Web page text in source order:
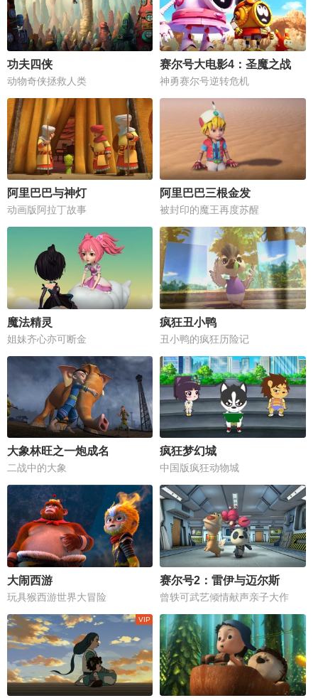
功夫四侠
动物奇侠拯救人类
赛尔号大电影4：圣魔之战
神勇赛尔号逆转危机
阿里巴巴与神灯
动画版阿拉丁故事
阿里巴巴三根金发
被封印的魔王再度苏醒
魔法精灵
姐妹齐心亦可断金
疯狂丑小鸭
丑小鸭的疯狂历险记
大象林旺之一炮成名
二战中的大象
疯狂梦幻城
中国版疯狂动物城
大闹西游
玩具猴西游世界大冒险
赛尔号2：雷伊与迈尔斯
曾轶可武艺倾情献声亲子大作